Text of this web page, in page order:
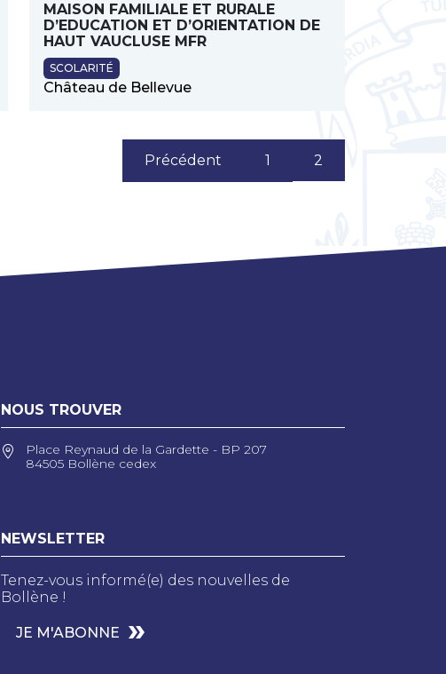
MAISON FAMILIALE ET RURALE
D’EDUCATION ET D’ORIENTATION DE
HAUT VAUCLUSE MFR
SCOLARITÉ
Château de Bellevue
Précédent 1 2
NOUS TROUVER
Place Reynaud de la Gardette - BP 207
84505 Bollène cedex
NEWSLETTER
Tenez-vous informé(e) des nouvelles de
Bollène !
JE M'ABONNE